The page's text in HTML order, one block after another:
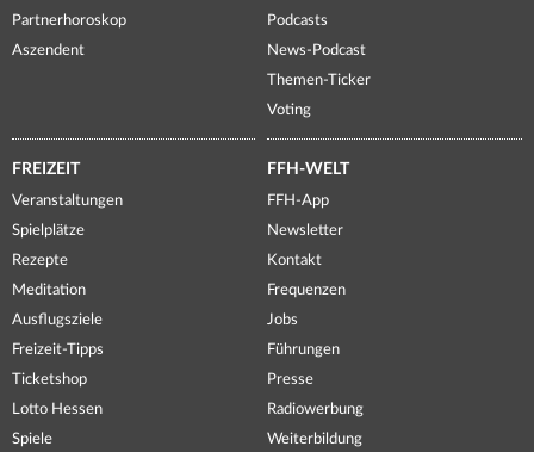
Partnerhoroskop
Aszendent
Podcasts
News-Podcast
Themen-Ticker
Voting
FREIZEIT
Veranstaltungen
Spielplätze
Rezepte
Meditation
Ausflugsziele
Freizeit-Tipps
Ticketshop
Lotto Hessen
Spiele
FFH-WELT
FFH-App
Newsletter
Kontakt
Frequenzen
Jobs
Führungen
Presse
Radiowerbung
Weiterbildung